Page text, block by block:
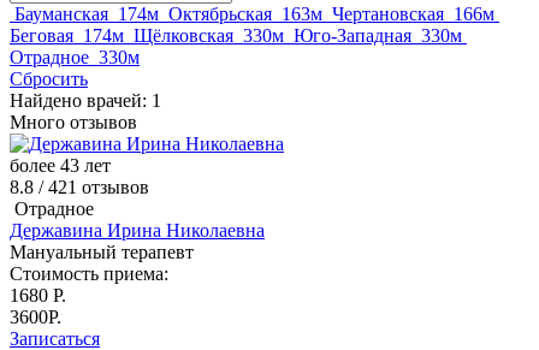
Бауманская 174м Октябрьская 163м Чертановская 166м
Беговая 174м Щёлковская 330м Юго-Западная 330м
Отрадное 330м
Сбросить
Найдено врачей: 1
Много отзывов
более 43 лет
8.8 /421 отзывов
Отрадное
Державина Ирина Николаевна
Мануальный терапевт
Стоимость приема:
1680 Р.
3600Р.
Записаться